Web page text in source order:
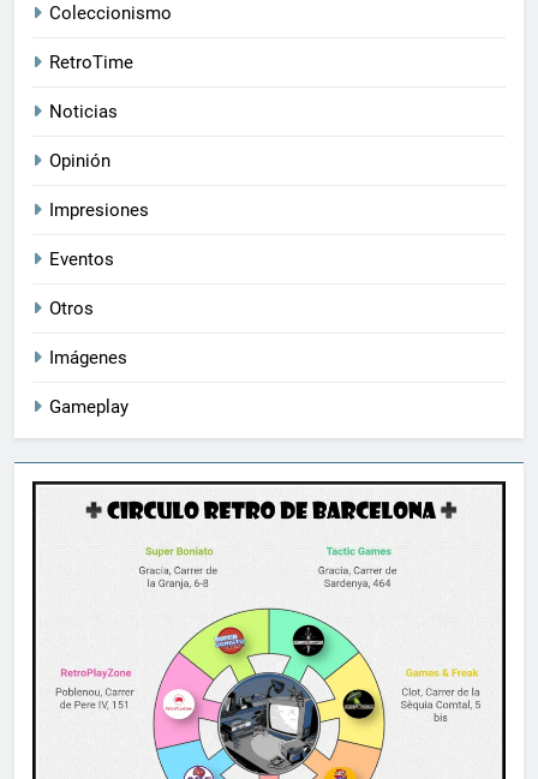
Coleccionismo
RetroTime
Noticias
Opinión
Impresiones
Eventos
Otros
Imágenes
Gameplay